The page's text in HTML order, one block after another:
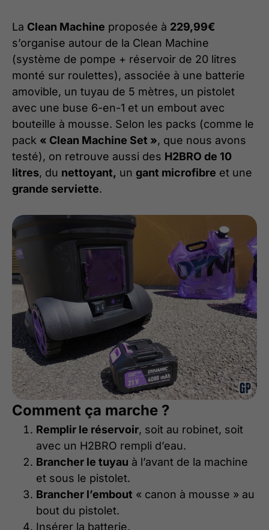
La Clean Machine proposée à 229,99€
s’organise autour de la Clean Machine
(système de pompe + réservoir de 20 litres
monté sur roulettes), associée à une batterie
amovible, un tuyau de 5 mètres, un pistolet
avec une buse 6-en-1 et un embout avec
bouteille à mousse. Selon les packs (comme le
pack « Clean Machine Set », que nous avons
testé), on retrouve aussi des H2BRO de 10
litres, du nettoyant, un gant microfibre et une
grande serviette.
Comment ça marche ?
Remplir le réservoir, soit au robinet, soit
avec un H2BRO rempli d’eau.
Brancher le tuyau à l’avant de la machine
et sous le pistolet.
Brancher l’embout « canon à mousse » au
bout du pistolet.
Insérer la batterie.